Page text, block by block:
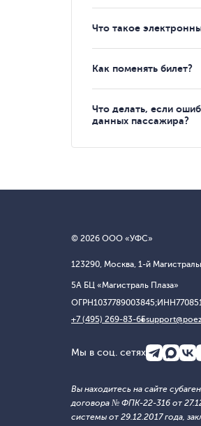
Что такое
Как поменять билет?
Что делать, если
данных пассажира?
© 2026 ООО «УФС»
123290, Москва, 1-й
5А БЦ «Магистраль Плаза»
ОГРН1037789003845;ИНН
+7 (495) 269-83-65
Мы в соц. сетях
Вы находитесь на сайте
договора № ФПК-22-316 от
системы от 29.12.2017 года,